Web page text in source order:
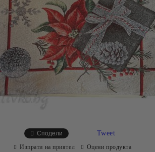
Сподели Tweet
Изпрати на приятел Оцени продукта